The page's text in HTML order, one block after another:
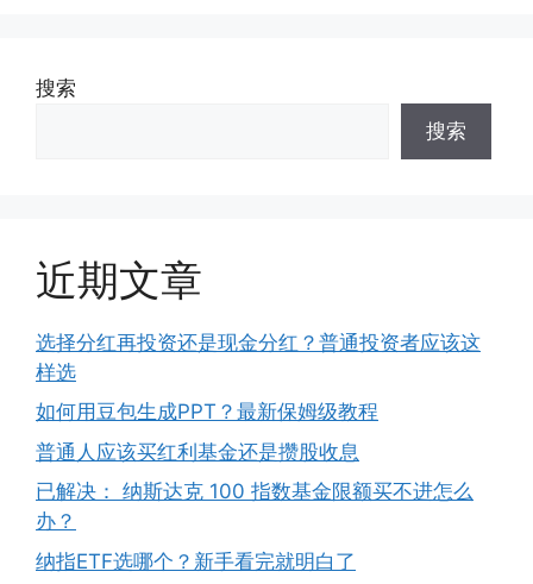
搜索
搜索
近期文章
选择分红再投资还是现金分红？普通投资者应该这
样选
如何用豆包生成PPT？最新保姆级教程
普通人应该买红利基金还是攒股收息
已解决： 纳斯达克 100 指数基金限额买不进怎么
办？
纳指ETF选哪个？新手看完就明白了